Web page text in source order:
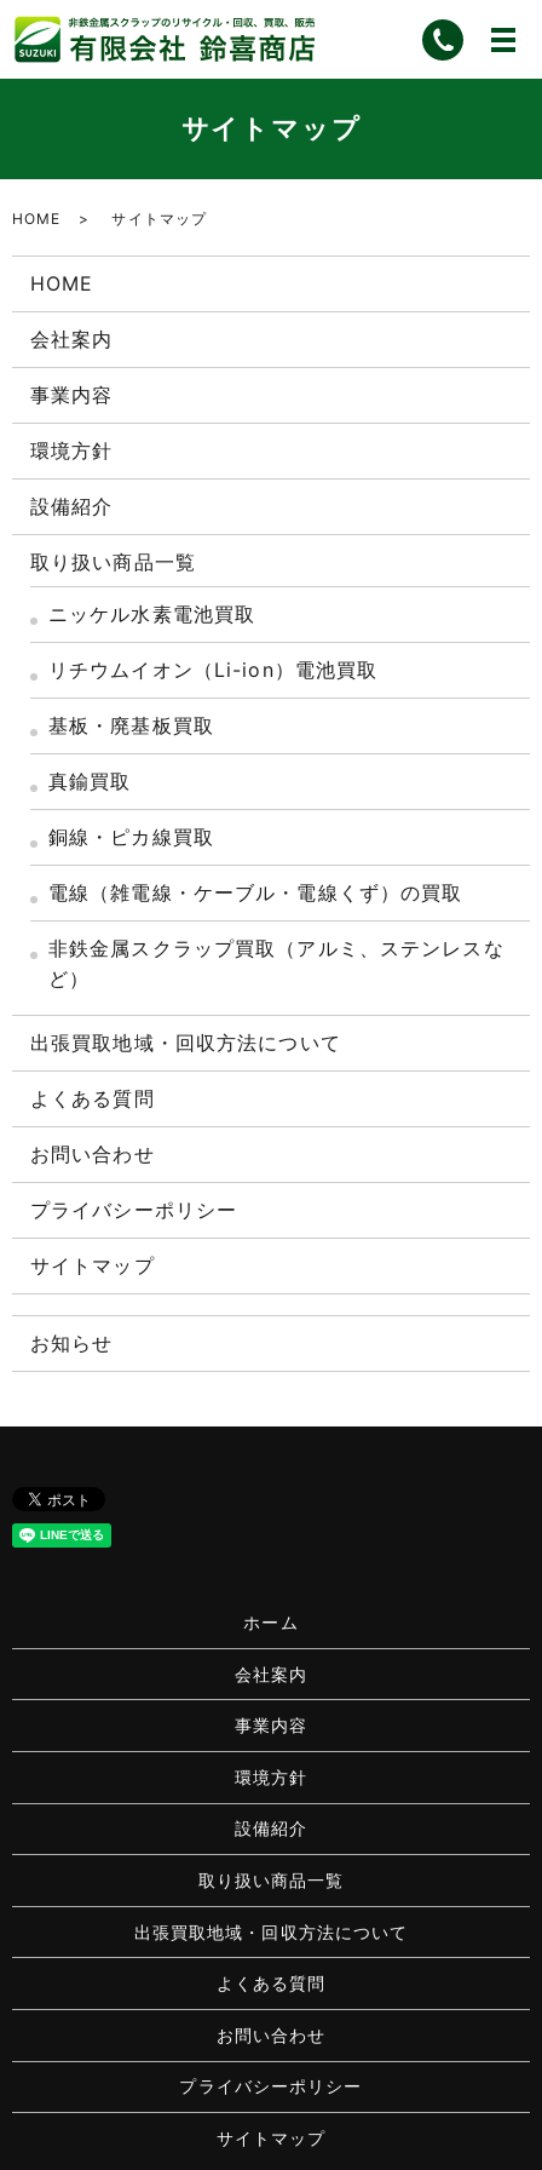
サイトマップ
HOME サイトマップ
HOME
会社案内
事業内容
環境方針
設備紹介
取り扱い商品一覧
ニッケル水素電池買取
リチウムイオン（Li-ion）電池買取
基板・廃基板買取
真鍮買取
銅線・ピカ線買取
電線（雑電線・ケーブル・電線くず）の買取
非鉄金属スクラップ買取（アルミ、ステンレスな
ど）
出張買取地域・回収方法について
よくある質問
お問い合わせ
プライバシーポリシー
サイトマップ
お知らせ
ホーム
会社案内
事業内容
環境方針
設備紹介
取り扱い商品一覧
出張買取地域・回収方法について
よくある質問
お問い合わせ
プライバシーポリシー
サイトマップ